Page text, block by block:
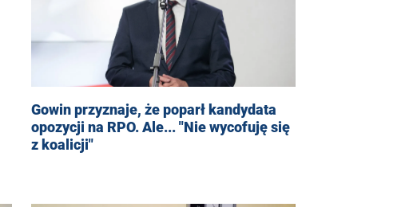
Gowin przyznaje, że poparł kandydata
opozycji na RPO. Ale... "Nie wycofuję się
z koalicji"